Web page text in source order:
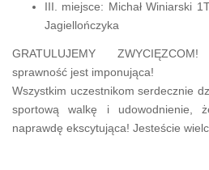
III. miejsce: Michał Winiarski
Jagiellończyka
GRATULUJEMY
sprawność jest imponująca!
Wszystkim uczestnikom serdecznie
sportową walkę i udowodnienie,
naprawdę ekscytująca! Jesteście